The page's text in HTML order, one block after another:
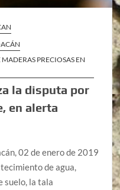
PRECIOSAS EN
la disputa por
en alerta
02 de enero de 2019
de agua,
suelo, la tala